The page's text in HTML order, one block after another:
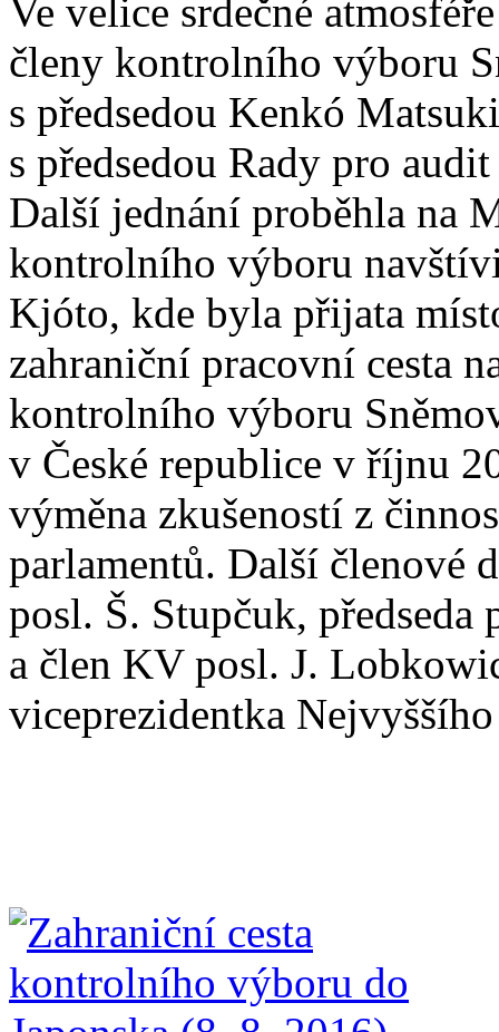
Ve velice srdečné
členy kontrolního výboru
s předsedou Kenkó
s předsedou Rady pro
Další jednání proběhla na
kontrolního výboru
Kjóto, kde byla přijata
zahraniční pracovní cesta
kontrolního výboru
v České republice v říjnu
výměna zkušeností z
parlamentů. Další členové
posl. Š. Stupčuk,
a člen KV posl. J.
viceprezidentka